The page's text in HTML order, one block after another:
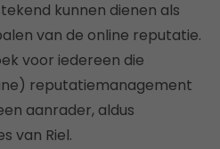
kunnen dienen als
van de online reputatie.
voor iedereen die
reputatiemanagement
aanrader, aldus
van Riel.